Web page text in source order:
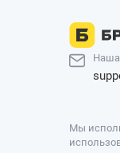
Наша
Мы